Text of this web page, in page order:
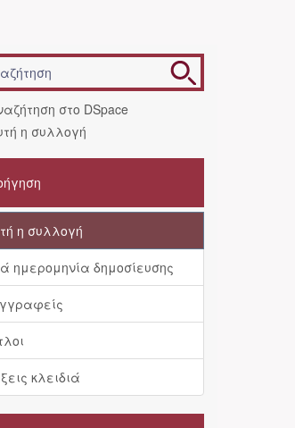
στο DSpace
η συλλογή
η συλλογή
ημερομηνία δημοσίευσης
κλειδιά